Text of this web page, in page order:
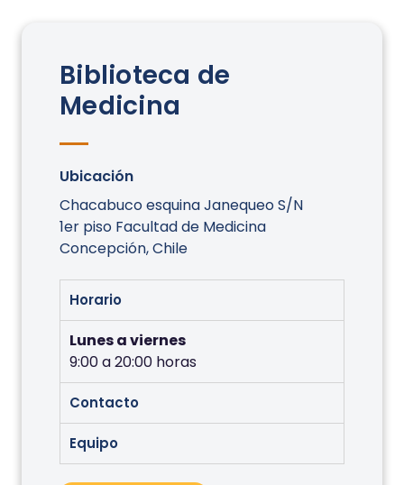
Biblioteca de
Medicina
Ubicación
Chacabuco esquina Janequeo S/N
1er piso Facultad de Medicina
Concepción, Chile
Horario
Lunes a viernes
9:00 a 20:00 horas
Contacto
Equipo